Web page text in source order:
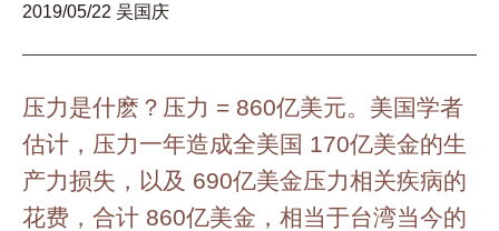
2019/05/22 吴国庆
压力是什麽？压力 = 860亿美元。美国学者
估计，压力一年造成全美国 170亿美金的生
产力损失，以及 690亿美金压力相关疾病的
花费，合计 860亿美金，相当于台湾当今的